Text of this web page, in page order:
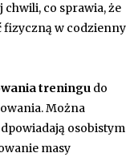
co sprawia, że
fizyczną w codzienny
treningu do
Można
osobistym
masy